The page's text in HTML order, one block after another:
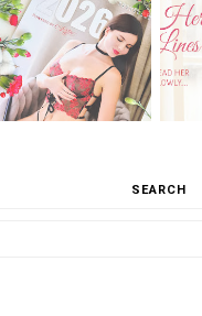
SEARCH